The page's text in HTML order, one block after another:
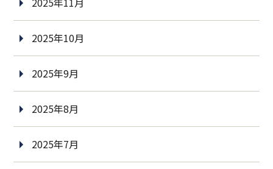
2025年10月
2025年9月
2025年8月
2025年7月